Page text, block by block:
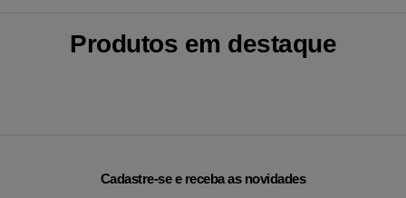
Produtos em destaque
Cadastre-se e receba as novidades